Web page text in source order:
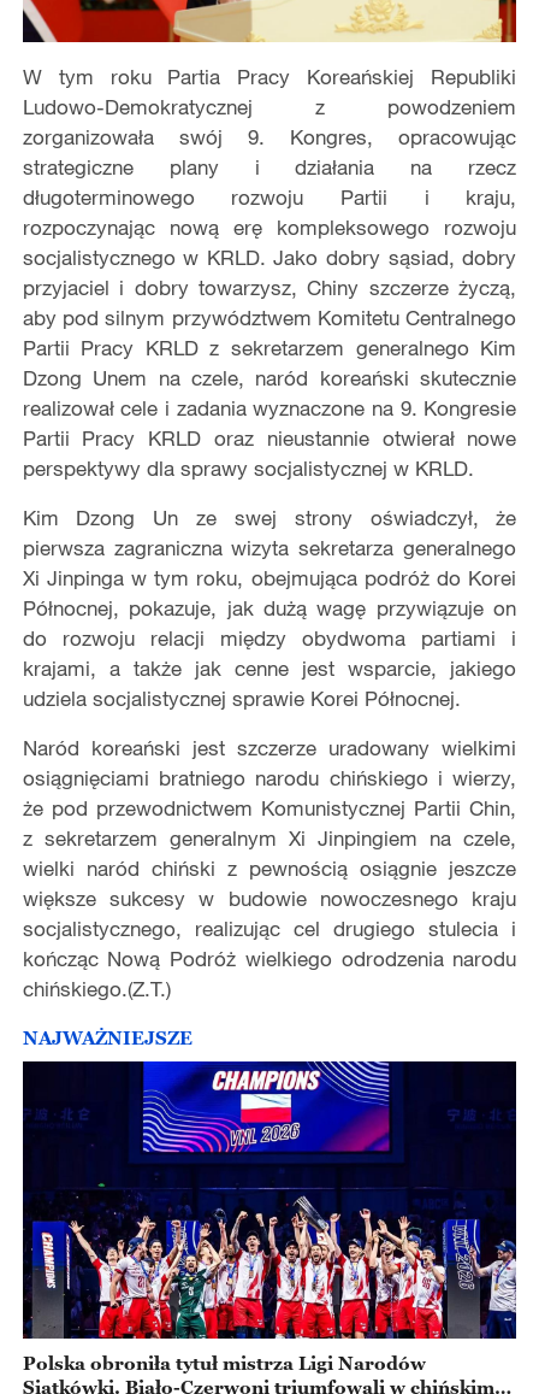
W tym roku Partia Pracy Koreańskiej Republiki
Ludowo-Demokratycznej z powodzeniem
zorganizowała swój 9. Kongres, opracowując
strategiczne plany i działania na rzecz
długoterminowego rozwoju Partii i kraju,
rozpoczynając nową erę kompleksowego rozwoju
socjalistycznego w KRLD. Jako dobry sąsiad, dobry
przyjaciel i dobry towarzysz, Chiny szczerze życzą,
aby pod silnym przywództwem Komitetu Centralnego
Partii Pracy KRLD z sekretarzem generalnego Kim
Dzong Unem na czele, naród koreański skutecznie
realizował cele i zadania wyznaczone na 9. Kongresie
Partii Pracy KRLD oraz nieustannie otwierał nowe
perspektywy dla sprawy socjalistycznej w KRLD.
Kim Dzong Un ze swej strony oświadczył, że
pierwsza zagraniczna wizyta sekretarza generalnego
Xi Jinpinga w tym roku, obejmująca podróż do Korei
Północnej, pokazuje, jak dużą wagę przywiązuje on
do rozwoju relacji między obydwoma partiami i
krajami, a także jak cenne jest wsparcie, jakiego
udziela socjalistycznej sprawie Korei Północnej.
Naród koreański jest szczerze uradowany wielkimi
osiągnięciami bratniego narodu chińskiego i wierzy,
że pod przewodnictwem Komunistycznej Partii Chin,
z sekretarzem generalnym Xi Jinpingiem na czele,
wielki naród chiński z pewnością osiągnie jeszcze
większe sukcesy w budowie nowoczesnego kraju
socjalistycznego, realizując cel drugiego stulecia i
kończąc Nową Podróż wielkiego odrodzenia narodu
chińskiego.(Z.T.)
NAJWAŻNIEJSZE
Polska obroniła tytuł mistrza Ligi Narodów
Siatkówki. Biało-Czerwoni triumfowali w chińskim